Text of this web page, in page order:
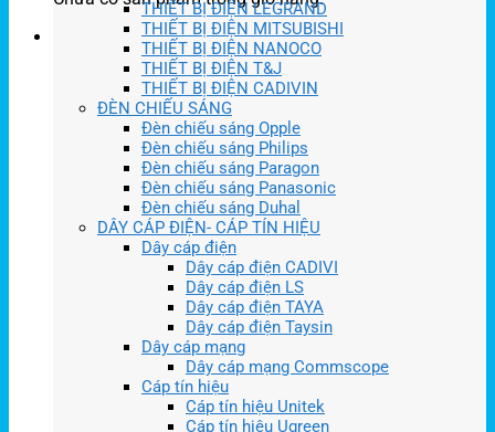
THIẾT BỊ ĐIỆN LEGRAND
THIẾT BỊ ĐIỆN MITSUBISHI
THIẾT BỊ ĐIỆN NANOCO
THIẾT BỊ ĐIỆN T&J
THIẾT BỊ ĐIỆN CADIVIN
ĐÈN CHIẾU SÁNG
Đèn chiếu sáng Opple
Đèn chiếu sáng Philips
Đèn chiếu sáng Paragon
Đèn chiếu sáng Panasonic
Đèn chiếu sáng Duhal
DÂY CÁP ĐIỆN- CÁP TÍN HIỆU
Dây cáp điện
Dây cáp điện CADIVI
Dây cáp điện LS
Dây cáp điện TAYA
Dây cáp điện Taysin
Dây cáp mạng
Dây cáp mạng Commscope
Cáp tín hiệu
Cáp tín hiệu Unitek
Cáp tín hiệu Ugreen